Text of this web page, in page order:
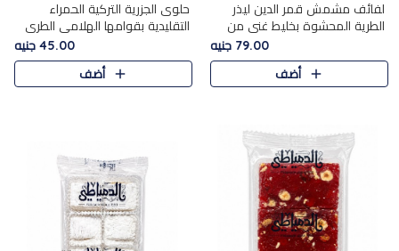
لفائف مشمش قمر الدين ليذر
الطرية المحشوة بخليط غني من
جوز الهند الأبيض والمكسرات
الفاخرة، يقدم المذاق الحلو
الطبيعي لقمر الدين و تجمع بين
79.00 جنيه
أضف
حلوى الجزرية التركية الحمراء
التقليدية بقوامها الهلامي الطري
ولونها الأحمر المميز، محشوة
بسخاء بالفول السوداني المحمص
لتمنحك توازنًا رائعًا ..
45.00 جنيه
أضف